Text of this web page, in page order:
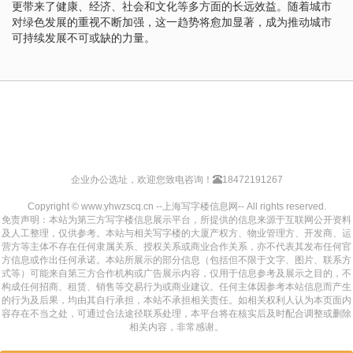
更带来了健康、经济、社会和文化等多方面的长远效益。随着城市
对绿色发展的重视不断加强，这一趋势将愈加显著，成为推动城市
可持续发展不可或缺的力量。
企业办公选址，欢迎您致电咨询！ 18472191267
Copyright © www.yhwzscq.cn --上海写字楼信息网-- All rights reserved.
免责声明：本站为第三方写字楼信息展示平台，所提供的信息来源于互联网公开资料
及人工整理，仅供参考。本站与相关写字楼的大厦产权方、物业管理方、开发商、运
营方等主体不存在任何隶属关系、授权关系或商业合作关系，亦不代表其发布任何官
方信息或作出任何承诺。本站所展示的部分信息（包括但不限于文字、图片、联系方
式等）可能来自第三方合作机构或广告展示内容，仅用于信息参考及展示之目的，不
构成任何招商、租赁、销售等交易行为或商业建议。任何主体因参考本站信息而产生
的行为及后果，均由其自行承担，本站不承担相关责任。如相关权利人认为本页面内
容存在不当之处，可通过合法途径联系处理，本平台将在核实后及时配合调整或删除
相关内容，非常感谢。